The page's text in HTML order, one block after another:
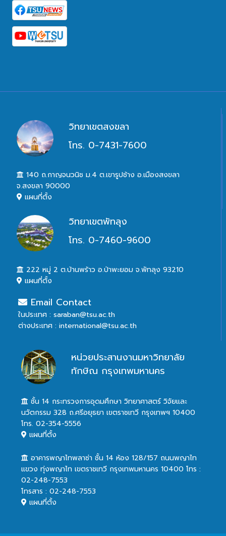
วิทยาเขตสงขลา
โทร. 0-7431-7600
140 ถ.กาญจนวนิช ม.4 ต.เขารูปช้าง อ.เมืองสงขลา
จ.สงขลา 90000
แผนที่ตั้ง
วิทยาเขตพัทลุง
โทร. 0-7460-9600
222 หมู่ 2 ต.บ้านพร้าว อ.ป่าพะยอม จ.พัทลุง 93210
แผนที่ตั้ง
Email Contact
ในประเทศ : saraban@tsu.ac.th
ต่างประเทศ : international@tsu.ac.th
หน่วยประสานงานมหาวิทยาลัย
ทักษิณ กรุงเทพมหานคร
ชั้น 14 กระทรวงการอุดมศึกษา วิทยาศาสตร์ วิจัยและ
นวัตกรรม 328 ถ.ศรีอยุธยา เขตราชเทวี กรุงเทพฯ 10400
โทร. 02-354-5556
แผนที่ตั้ง
อาคารพญาไทพลาซ่า ชั้น 14 ห้อง 128/157 ถนนพญาไท
แขวง ทุ่งพญาไท เขตราชเทวี กรุงเทพมหานคร 10400 โทร :
02-248-7553
โทรสาร : 02-248-7553
แผนที่ตั้ง